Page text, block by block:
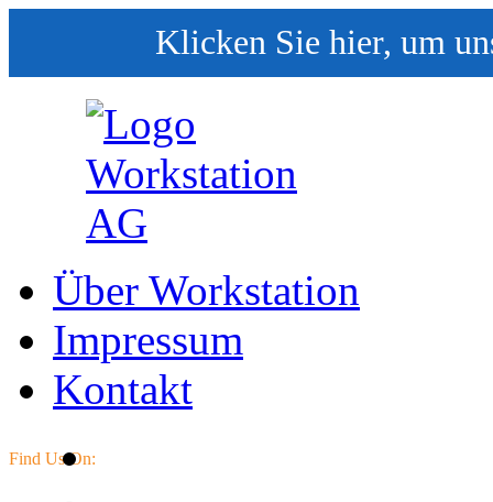
Klicken Sie hier, um
Über Workstation
Impressum
Kontakt
Find Us On: